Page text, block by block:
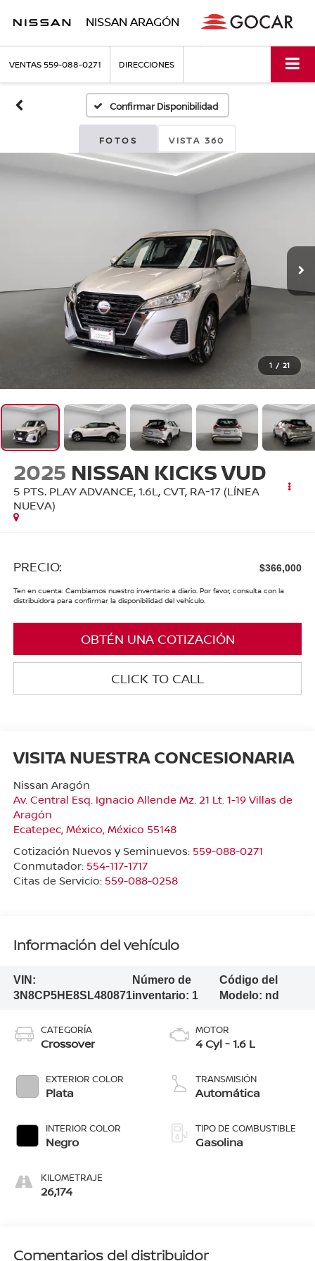
NISSAN ARAGÓN
VENTAS559-088-0271 DIRECCIONES
Confirmar Disponibilidad
FOTOS VISTA 360
1 / 21
2025 NISSAN KICKS VUD
5 PTS. PLAY ADVANCE, 1.6L, CVT, RA-17 (LÍNEA
NUEVA)
PRECIO: $366,000
Ten en cuenta: Cambiamos nuestro inventario a diario. Por favor, consulta con la
distribuidora para confirmar la disponibilidad del vehículo.
OBTÉN UNA COTIZACIÓN
CLICK TO CALL
VISITA NUESTRA CONCESIONARIA
Nissan Aragón
Av. Central Esq. Ignacio Allende Mz. 21 Lt. 1-19 Villas de
Aragón
Ecatepec, México, México 55148
Cotización Nuevos y Seminuevos: 559-088-0271
Conmutador: 554-117-1717
Citas de Servicio: 559-088-0258
Información del vehículo
VIN:
3N8CP5HE8SL480871
Número de
inventario: 1
Código del
Modelo: nd
CATEGORÍA
Crossover
EXTERIOR COLOR
Plata
INTERIOR COLOR
Negro
KILOMETRAJE
26,174
MOTOR
4 Cyl - 1.6 L
TRANSMISIÓN
Automática
TIPO DE COMBUSTIBLE
Gasolina
Comentarios del distribuidor